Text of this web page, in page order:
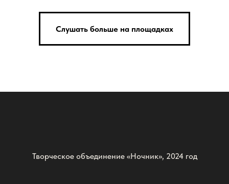
Слушать больше на площадках
Творческое объединение «Ночник», 2024 год